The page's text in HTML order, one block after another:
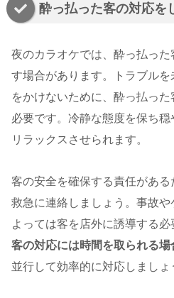
酔っ払った客の対応を
夜のカラオケでは、酔っ払った
す場合があります。トラブル
をかけないために、酔っ払っ
必要です。冷静な態度を保ち
リラックスさせられます。
客の安全を確保する責任があ
救急に連絡しましょう。事故
よっては客を店外に誘導する必
客の対応には時間を取られる場
並行して効率的に対応しましょ